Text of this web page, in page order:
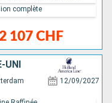
107 CHF
complète
12/09/2027